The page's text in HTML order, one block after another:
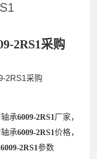
2RS1采购
2RS1采购
承6009-2RS1厂家，
承6009-2RS1价格，
6009-2RS1参数